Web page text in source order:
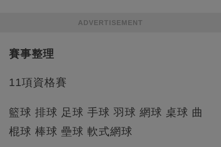
ADVERTISEMENT
賽事整理
11項資格賽
籃球 排球 足球 手球 羽球 網球 桌球 曲
棍球 棒球 壘球 軟式網球